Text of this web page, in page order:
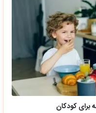
برای کودکان